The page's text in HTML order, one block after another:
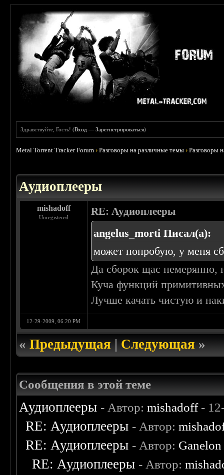
Здравствуйте, Гость! (Вход —Зарегистрироваться)
Metal Torrent Tracker Forum ›Разговоры на различные темы ›Разговоры
Аудиоплееры
mishadoff
Unregistered
RE: Аудиоплееры
angelus_morti Писал(а):
может попробую, у меня
Да сборок щас немерянно,
Куча функций
Лучше качать чистую и
12-29-2009, 06:20 PM
«Предыдущая|Следующая»
Сообщения в этой теме
Аудиоплееры - Автор:mishadoff-
RE: Аудиоплееры - Автор:
RE: Аудиоплееры - Автор: Ganelon
RE: Аудиоплееры - Автор: